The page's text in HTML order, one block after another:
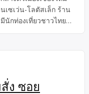
เซเว่น-โลตัสเล็ก ร้าน
นักท่องเที่ยวชาวไทย
ง ซอย